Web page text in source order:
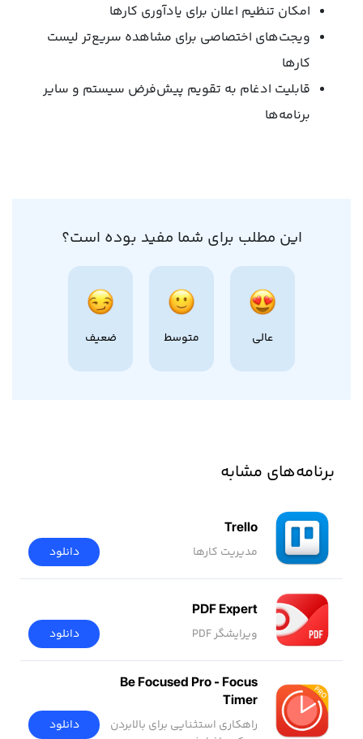
امکان تنظیم اعلان برای یادآوری کارها
ویجت‌های اختصاصی برای مشاهده سریع‌تر لیست
کارها
قابلیت ادغام به تقویم پیش‌فرض سیستم و سایر
برنامه‌ها
این مطلب برای شما مفید بوده است؟
عالی متوسط ضعیف
برنامه‌های مشابه
Trello
مدیریت کارها دانلود
PDF Expert
ویرایشگر PDF دانلود
Be Focused Pro - Focus
Timer
راهکاری استثنایی برای بالابردن
دانلود